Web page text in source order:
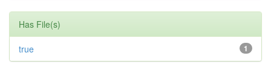
Has File(s)
1
true